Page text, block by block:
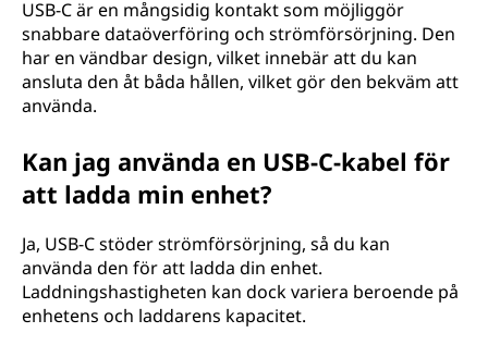
USB-C är en mångsidig kontakt som möjliggör
snabbare dataöverföring och strömförsörjning. Den
har en vändbar design, vilket innebär att du kan
ansluta den åt båda hållen, vilket gör den bekväm att
använda.
Kan jag använda en USB-C-kabel för
att ladda min enhet?
Ja, USB-C stöder strömförsörjning, så du kan
använda den för att ladda din enhet.
Laddningshastigheten kan dock variera beroende på
enhetens och laddarens kapacitet.